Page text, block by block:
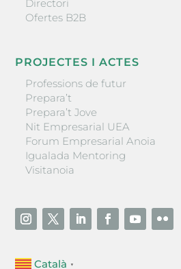
Directori
Ofertes B2B
PROJECTES I ACTES
Professions de futur
Prepara’t
Prepara’t Jove
Nit Empresarial UEA
Forum Empresarial Anoia
Igualada Mentoring
Visitanoia
Català ▼